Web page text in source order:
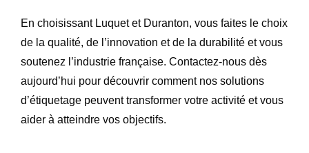
En choisissant Luquet et Duranton, vous faites le choix
de la qualité, de l’innovation et de la durabilité et vous
soutenez l’industrie française. Contactez-nous dès
aujourd’hui pour découvrir comment nos solutions
d’étiquetage peuvent transformer votre activité et vous
aider à atteindre vos objectifs.